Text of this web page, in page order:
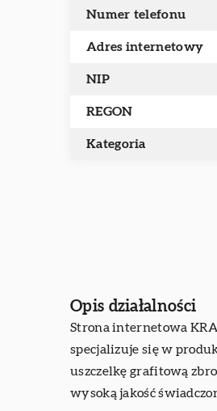
Numer telefonu
Adres internetowy
NIP
REGON
Kategoria
Opis działalności
Strona internetowa
specjalizuje się w
uszczelkę grafitową
wysoką jakość